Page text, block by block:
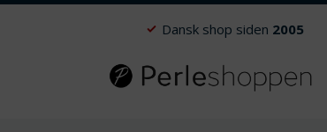
Dansk shop siden 2005